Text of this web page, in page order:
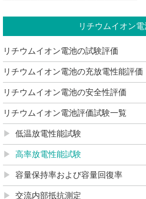
リチウムイオン
リチウムイオン電池の試験評価
リチウムイオン電池の充放電性能評価
リチウムイオン電池の安全性評価
リチウムイオン電池評価試験一覧
低温放電性能試験
高率放電性能試験
容量保持率および容量回復率
交流内部抵抗測定